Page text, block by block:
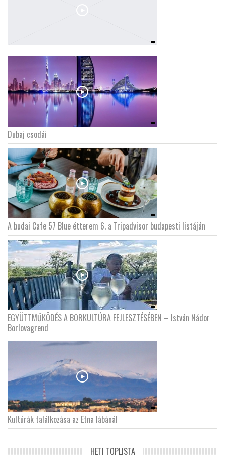
Dubaj csodái
A budai Cafe 57 Blue étterem 6. a Tripadvisor budapesti listáján
EGYÜTTMŰKÖDÉS A BORKULTÚRA FEJLESZTÉSÉBEN – István Nádor
Borlovagrend
Kultúrák találkozása az Etna lábánál
HETI TOPLISTA